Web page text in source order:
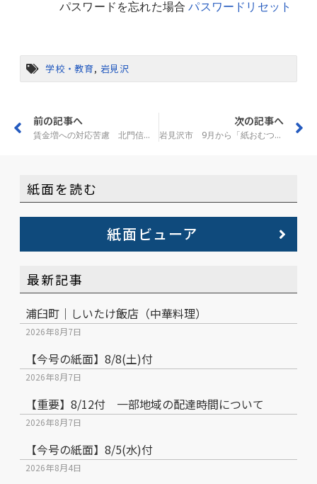
パスワードを忘れた場合パスワードリセット
学校・教育, 岩見沢
前の記事へ
賃金増への対応苦慮 北門信金と空知信金特別調査
次の記事へ
岩見沢市 9月から「紙おむつ」など無料回収 手数料改定で
紙面を読む
紙面ビューア
最新記事
浦臼町｜しいたけ飯店（中華料理）
2026年8月7日
【今号の紙面】8/8(土)付
2026年8月7日
【重要】8/12付 一部地域の配達時間について
2026年8月7日
【今号の紙面】8/5(水)付
2026年8月4日